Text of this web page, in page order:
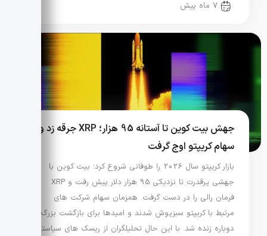
7 ماه پیش
جهش بیت کوین تا آستانه 95 هزار؛ XRP جرقه زد و
سهام کریپتو اوج گرفت
بازار کریپتو سال 2026 را طوفانی شروع کرد؛ بیت کوین با
جهشی پرقدرت تا نزدیکی 95 هزار دلار پیش رفت و XRP
فرمان رالی را در دست گرفت. همزمان سهام شرکت های
مرتبط با کریپتو سبزپوش شدند و امیدها برای بازگشت بزرگ
دوباره زنده شد. با این حال تحلیلگران از ریسک های سیاستی